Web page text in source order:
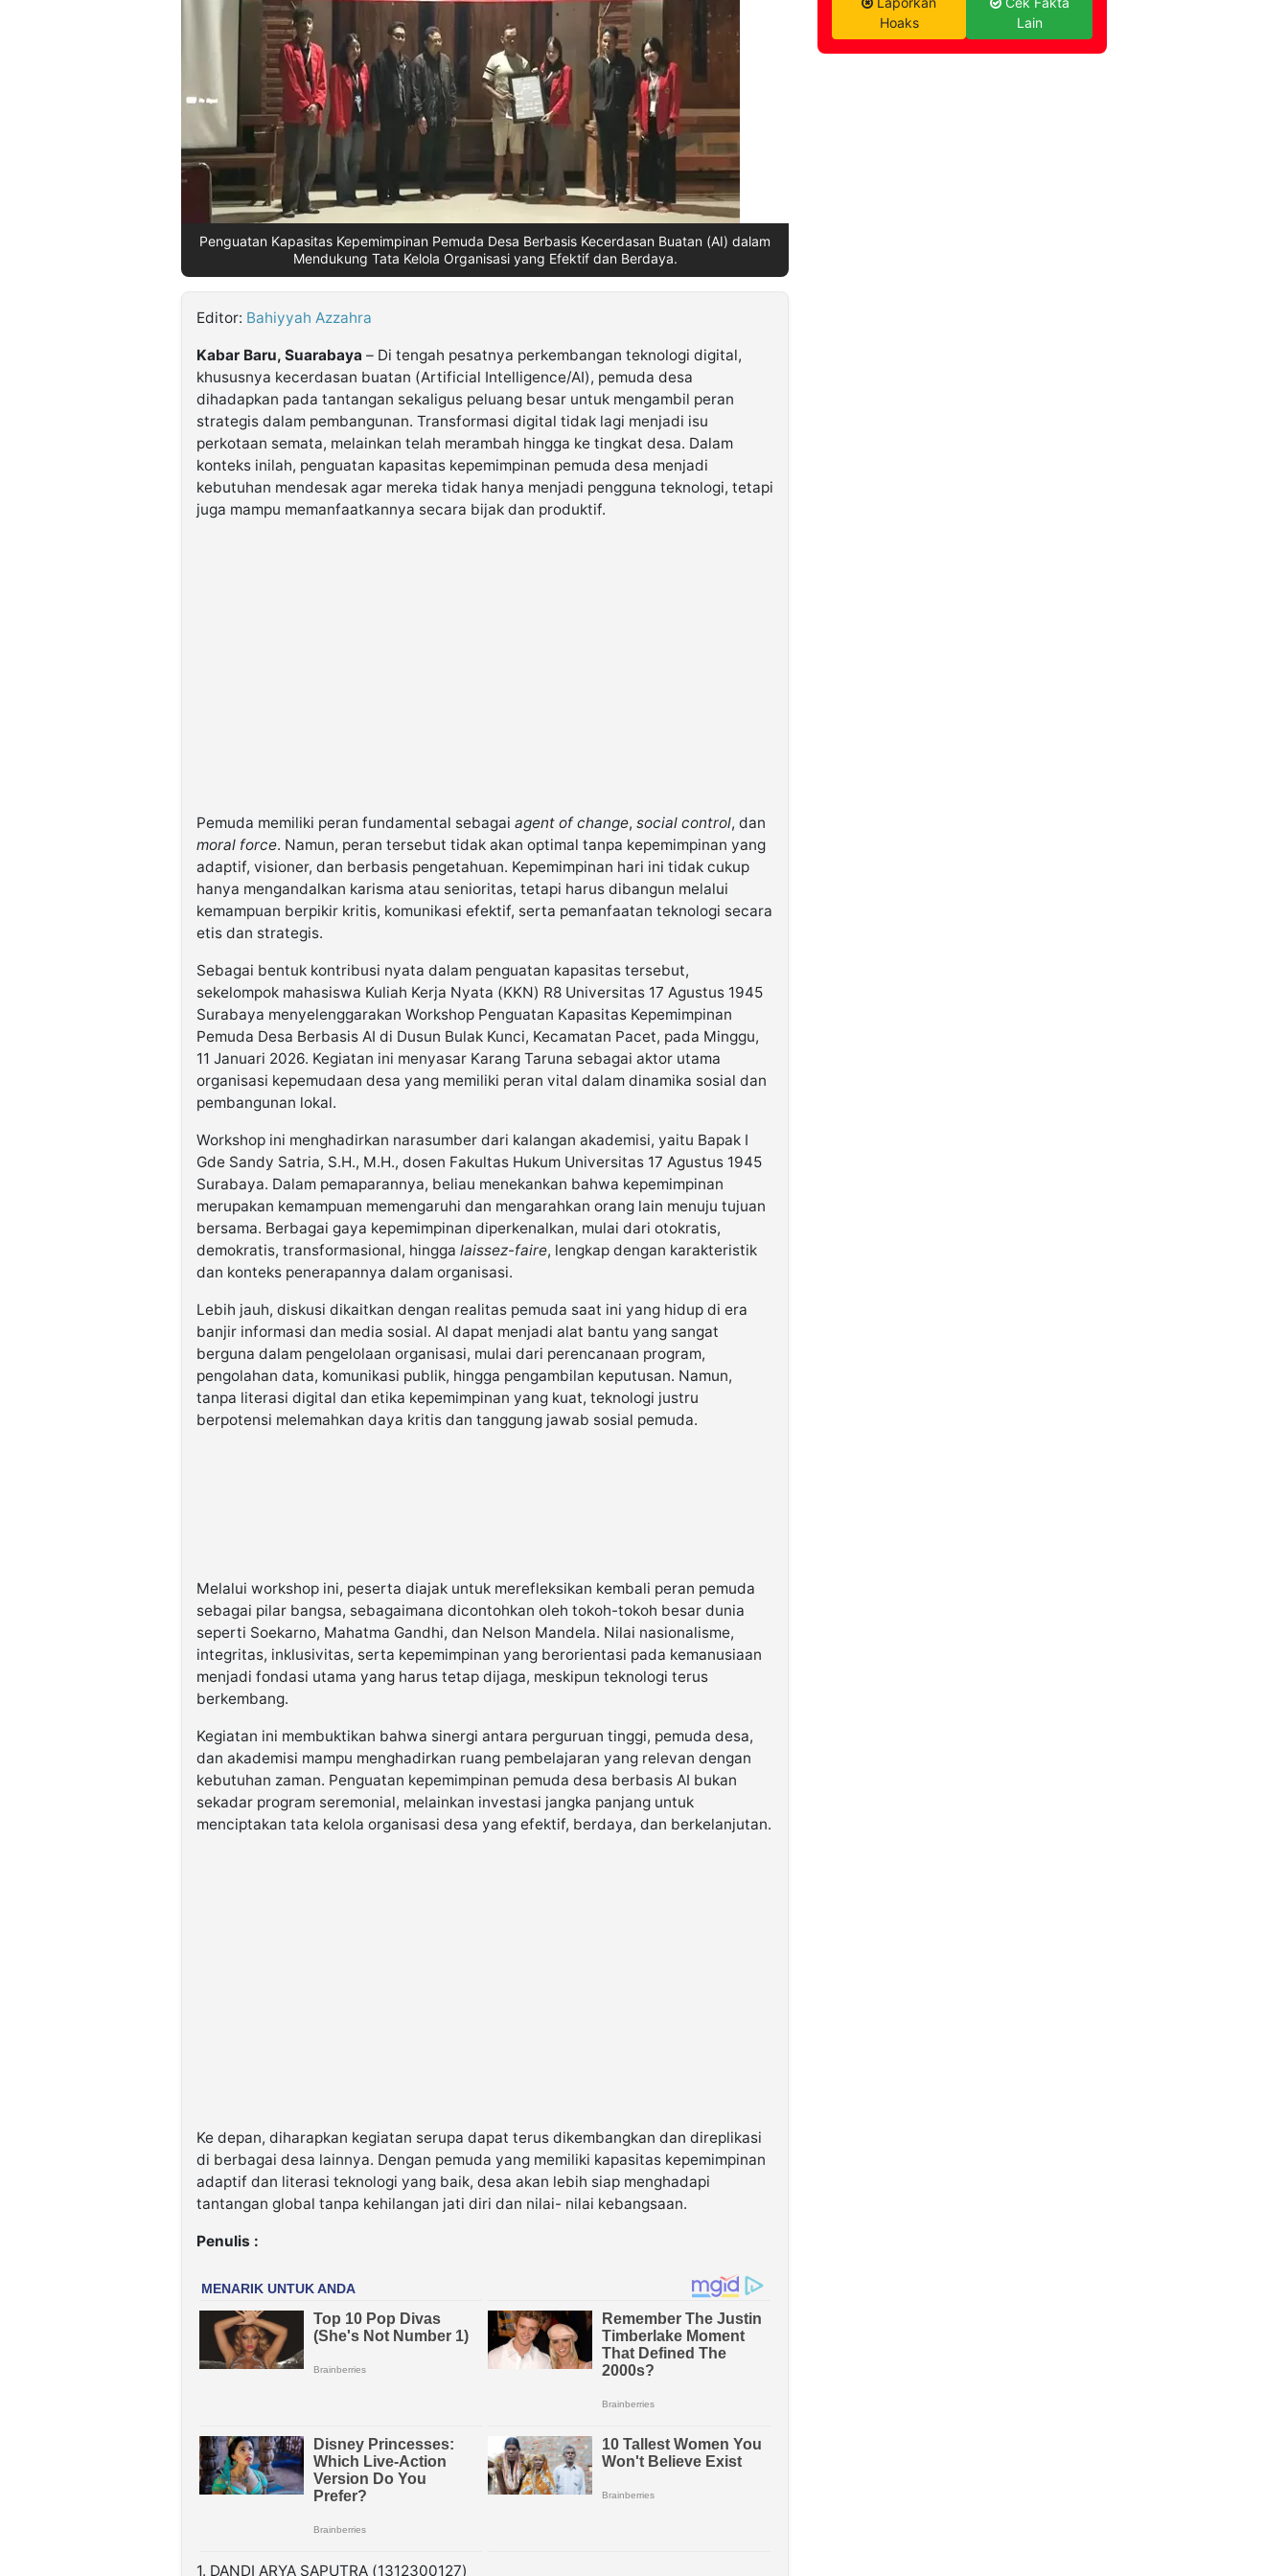
Penguatan Kapasitas Kepemimpinan Pemuda Desa Berbasis Kecerdasan Buatan (AI) dalam
Mendukung Tata Kelola Organisasi yang Efektif dan Berdaya.
Editor: Bahiyyah Azzahra
Kabar Baru, Suarabaya – Di tengah pesatnya perkembangan teknologi digital,
khususnya kecerdasan buatan (Artificial Intelligence/AI), pemuda desa
dihadapkan pada tantangan sekaligus peluang besar untuk mengambil peran
strategis dalam pembangunan. Transformasi digital tidak lagi menjadi isu
perkotaan semata, melainkan telah merambah hingga ke tingkat desa. Dalam
konteks inilah, penguatan kapasitas kepemimpinan pemuda desa menjadi
kebutuhan mendesak agar mereka tidak hanya menjadi pengguna teknologi, tetapi
juga mampu memanfaatkannya secara bijak dan produktif.
Pemuda memiliki peran fundamental sebagai agent of change, social control, dan
moral force. Namun, peran tersebut tidak akan optimal tanpa kepemimpinan yang
adaptif, visioner, dan berbasis pengetahuan. Kepemimpinan hari ini tidak cukup
hanya mengandalkan karisma atau senioritas, tetapi harus dibangun melalui
kemampuan berpikir kritis, komunikasi efektif, serta pemanfaatan teknologi secara
etis dan strategis.
Sebagai bentuk kontribusi nyata dalam penguatan kapasitas tersebut,
sekelompok mahasiswa Kuliah Kerja Nyata (KKN) R8 Universitas 17 Agustus 1945
Surabaya menyelenggarakan Workshop Penguatan Kapasitas Kepemimpinan
Pemuda Desa Berbasis AI di Dusun Bulak Kunci, Kecamatan Pacet, pada Minggu,
11 Januari 2026. Kegiatan ini menyasar Karang Taruna sebagai aktor utama
organisasi kepemudaan desa yang memiliki peran vital dalam dinamika sosial dan
pembangunan lokal.
Workshop ini menghadirkan narasumber dari kalangan akademisi, yaitu Bapak I
Gde Sandy Satria, S.H., M.H., dosen Fakultas Hukum Universitas 17 Agustus 1945
Surabaya. Dalam pemaparannya, beliau menekankan bahwa kepemimpinan
merupakan kemampuan memengaruhi dan mengarahkan orang lain menuju tujuan
bersama. Berbagai gaya kepemimpinan diperkenalkan, mulai dari otokratis,
demokratis, transformasional, hingga laissez-faire, lengkap dengan karakteristik
dan konteks penerapannya dalam organisasi.
Lebih jauh, diskusi dikaitkan dengan realitas pemuda saat ini yang hidup di era
banjir informasi dan media sosial. AI dapat menjadi alat bantu yang sangat
berguna dalam pengelolaan organisasi, mulai dari perencanaan program,
pengolahan data, komunikasi publik, hingga pengambilan keputusan. Namun,
tanpa literasi digital dan etika kepemimpinan yang kuat, teknologi justru
berpotensi melemahkan daya kritis dan tanggung jawab sosial pemuda.
Melalui workshop ini, peserta diajak untuk merefleksikan kembali peran pemuda
sebagai pilar bangsa, sebagaimana dicontohkan oleh tokoh-tokoh besar dunia
seperti Soekarno, Mahatma Gandhi, dan Nelson Mandela. Nilai nasionalisme,
integritas, inklusivitas, serta kepemimpinan yang berorientasi pada kemanusiaan
menjadi fondasi utama yang harus tetap dijaga, meskipun teknologi terus
berkembang.
Kegiatan ini membuktikan bahwa sinergi antara perguruan tinggi, pemuda desa,
dan akademisi mampu menghadirkan ruang pembelajaran yang relevan dengan
kebutuhan zaman. Penguatan kepemimpinan pemuda desa berbasis AI bukan
sekadar program seremonial, melainkan investasi jangka panjang untuk
menciptakan tata kelola organisasi desa yang efektif, berdaya, dan berkelanjutan.
Ke depan, diharapkan kegiatan serupa dapat terus dikembangkan dan direplikasi
di berbagai desa lainnya. Dengan pemuda yang memiliki kapasitas kepemimpinan
adaptif dan literasi teknologi yang baik, desa akan lebih siap menghadapi
tantangan global tanpa kehilangan jati diri dan nilai- nilai kebangsaan.
Penulis :
1. DANDI ARYA SAPUTRA (1312300127)
Hoaks
Lain